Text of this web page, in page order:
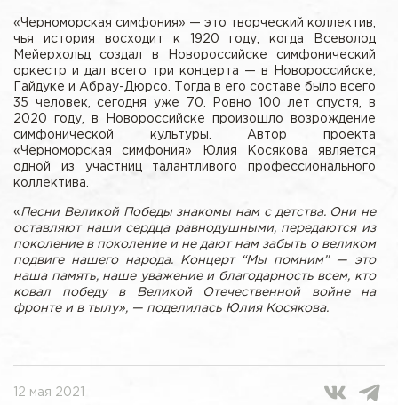
«Черноморская симфония» — это творческий коллектив,
чья история восходит к 1920 году, когда Всеволод
Мейерхольд создал в Новороссийске симфонический
оркестр и дал всего три концерта — в Новороссийске,
Гайдуке и Абрау-Дюрсо. Тогда в его составе было всего
35 человек, сегодня уже 70. Ровно 100 лет спустя, в
2020 году, в Новороссийске произошло возрождение
симфонической культуры. Автор проекта
«Черноморская симфония» Юлия Косякова является
одной из участниц талантливого профессионального
коллектива.
«Песни Великой Победы знакомы нам с детства. Они не
оставляют наши сердца равнодушными, передаются из
поколение в поколение и не дают нам забыть о великом
подвиге нашего народа. Концерт “Мы помним” — это
наша память, наше уважение и благодарность всем, кто
ковал победу в Великой Отечественной войне на
фронте и в тылу», — поделилась Юлия Косякова.
12 мая 2021